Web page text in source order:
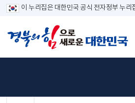
이 누리집은 대한민국 공식 전자정부 누리